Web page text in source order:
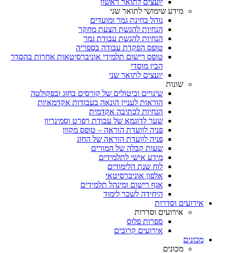
יועצים לתואר ראשון
מידע שימושי לתואר שני
נוהל בחינת גמר ומועדים
הנחיות להגשת הצעת מחקר
הנחיות להגשת עבודת גמר
טופס הפקדת עבודה בספריה
טופס רישום תלמידי אוניברסיטאות אחרות בהסדר
הבין מוסדי
יועצים לתואר שני
שונות
שינויים וביטולים של קורסים בחוג ובפקולטה
הוראות לעניין הונאה בעבודות אקדמאיות
הנחיות לכתיבה אקדמית
שער לדוגמא של עבודת רפרט וסמינריון
פניה לוועדת הוראה – טופס מקוון
פניה לוועדת הוראה של החוג
שעות קבלה של המורים
מידע אישי לתלמידים
לוח שנת הלימודים
אלפון אוניברסיטאי
אגף רישום ומינהל תלמידים
היחידה לשכר לימוד
אירועים וסדרות
אירועים וסדרות
ספרות פלוס
אירועים קרובים
מכונים
מכונים